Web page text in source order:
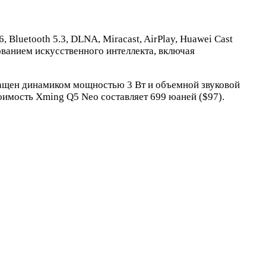
Bluetooth 5.3, DLNA, Miracast, AirPlay, Huawei Cast
искусственного интеллекта, включая
динамиком мощностью 3 Вт и объемной звуковой
Xming Q5 Neo составляет 699 юаней ($97).